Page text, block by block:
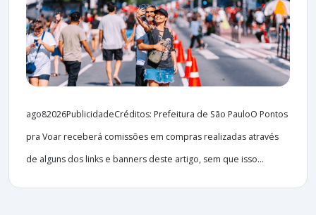
ago82026PublicidadeCréditos: Prefeitura de São PauloO Pontos
pra Voar receberá comissões em compras realizadas através
de alguns dos links e banners deste artigo, sem que isso...